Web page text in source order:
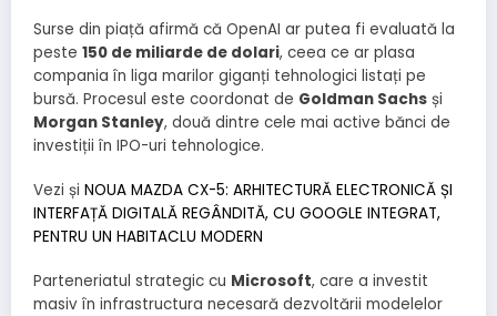
Surse din piață afirmă că OpenAI ar putea fi evaluată la
peste 150 de miliarde de dolari, ceea ce ar plasa
compania în liga marilor giganți tehnologici listați pe
bursă. Procesul este coordonat de Goldman Sachs și
Morgan Stanley, două dintre cele mai active bănci de
investiții în IPO-uri tehnologice.
Vezi și NOUA MAZDA CX-5: ARHITECTURĂ ELECTRONICĂ ȘI
INTERFAȚĂ DIGITALĂ REGÂNDITĂ, CU GOOGLE INTEGRAT,
PENTRU UN HABITACLU MODERN
Parteneriatul strategic cu Microsoft, care a investit
masiv în infrastructura necesară dezvoltării modelelor